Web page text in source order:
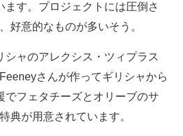
ます。プロジェクトには圧倒さ
好意的なものが多いそう。
ャのアレクシス・ツィプラス
さんが作ってギリシャから
でフェタチーズとオリーブのサ
典が用意されています。